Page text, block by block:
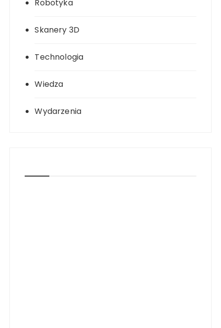
Robotyka
Skanery 3D
Technologia
Wiedza
Wydarzenia